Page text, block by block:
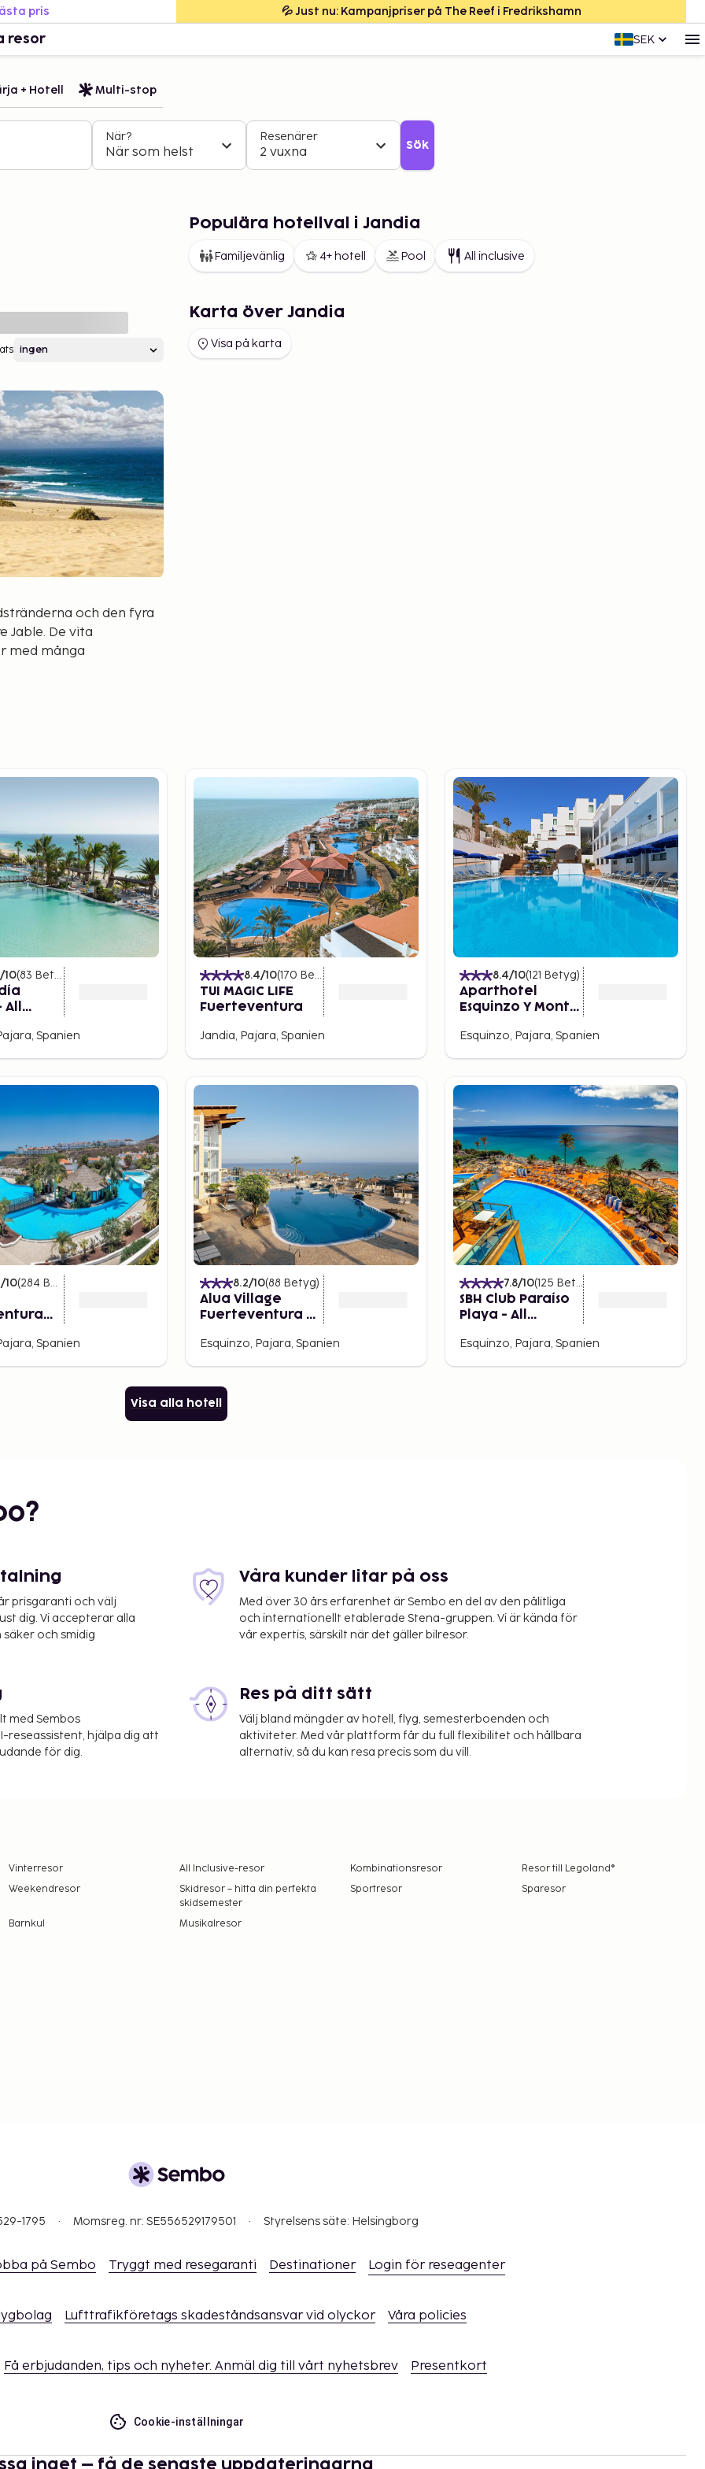
pris 💦 Just nu: Kampanjpriser på The Reef i Fredrikshamn
resor SEK
+ Hotell Multi-stop
När?
När som helst
Resenärer
2 vuxna Sök
och den fyra
Jable. De vita
med många
Populära hotellval i Jandia
Familjevänlig 4+ hotell Pool All inclusive
Karta över Jandia
Visa på karta
/10(83 Betyg
Spanien
8.4/10(170 Betyg
TUI MAGIC LIFE
Fuerteventura
Jandia, Pajara, Spanien
8.4/10(121 Betyg)
Aparthotel
Esquinzo Y Monte
Esquinzo, Pajara, Spanien
/10(284 Betyg
Spanien
8.2/10(88 Betyg)
Alua Village
Fuerteventura –
Esquinzo, Pajara, Spanien
7.8/10(125 Betyg
SBH Club Paraíso
Playa - All
Esquinzo, Pajara, Spanien
Visa alla hotell
prisgaranti och välj
dig. Vi accepterar alla
och smidig
Våra kunder litar på oss
Med över 30 års erfarenhet är Sembo en del av den pålitliga
och internationellt etablerade Stena-gruppen. Vi är kända för
vår expertis, särskilt när det gäller bilresor.
med Sembos
reseassistent, hjälpa dig att
för dig.
Res på ditt sätt
Välj bland mängder av hotell, flyg, semesterboenden och
aktiviteter. Med vår plattform får du full flexibilitet och hållbara
alternativ, så du kan resa precis som du vill.
Vinterresor All Inclusive-resor Kombinationsresor
Resor till Legoland®
Weekendresor
Skidresor – hitta din perfekta
skidsemester
Sportresor Sparesor
Barnkul Musikalresor
1795 Momsreg. nr: SE556529179501 Styrelsens säte: Helsingborg
på Sembo Tryggt med resegaranti Destinationer Login för reseagenter
Lufttrafikföretags skadeståndsansvar vid olyckor Våra policies
Få erbjudanden, tips och nyheter. Anmäl dig till vårt nyhetsbrev Presentkort
Cookie-inställningar
inget – få de senaste uppdateringarna